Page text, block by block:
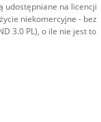
udostępniane na licencji
niekomercyjne - bez
3.0 PL), o ile nie jest to